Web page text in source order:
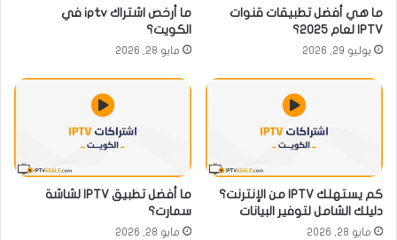
ما هي أفضل تطبيقات قنوات
IPTV لعام 2025؟
يوليو 29, 2026
ما أرخص اشتراك iptv في
الكويت؟
مايو 28, 2026
كم يستهلك IPTV من الإنترنت؟
دليلك الشامل لتوفير البيانات
مايو 28, 2026
ما أفضل تطبيق IPTV لشاشة
سمارت؟
مايو 28, 2026